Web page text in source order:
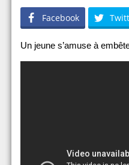
Facebook
Un jeune s’amuse à